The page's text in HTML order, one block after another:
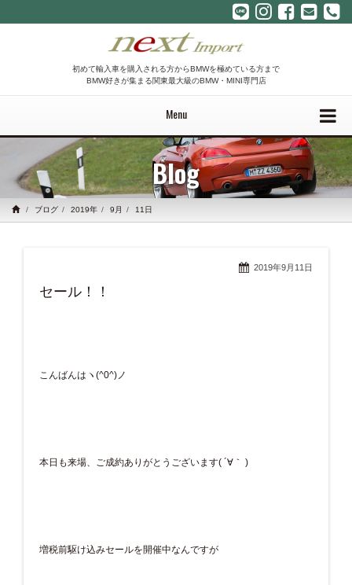
初めて輸入車を購入される方からBMWを極めている方まで
BMW好きが集まる関東最大級のBMW・MINI専門店
Menu
Blog
ブログ 2019年 9月 11日
2019年9月11日
セール！！
こんばんはヽ(^0^)ノ
本日も来場、ご成約ありがとうございます( ´∀｀ )
増税前駆け込みセールを開催中なんですが